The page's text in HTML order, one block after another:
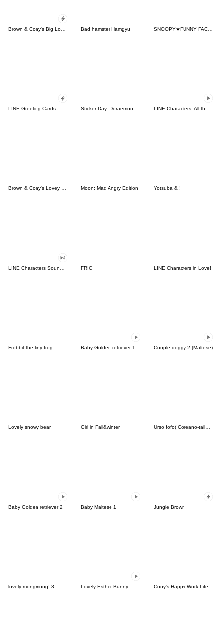
Bad hamster Hamgyu SNOOPY★FUNNY FACES
LINE Greeting Cards Sticker Day: Doraemon
Brown & Cony's Lovey Dovey Date Moon: Mad Angry Edition Yotsuba & !
FRIC LINE Characters in Love!
Frobbit the tiny frog Baby Golden retriever 1 Couple doggy 2 (Maltese)
Lovely snowy bear Girl in Fall&winter Urso fofo( Coreano-tailandês)
Baby Golden retriever 2 Baby Maltese 1 Jungle Brown
lovely mongmong! 3 Lovely Esther Bunny Cony's Happy Work Life